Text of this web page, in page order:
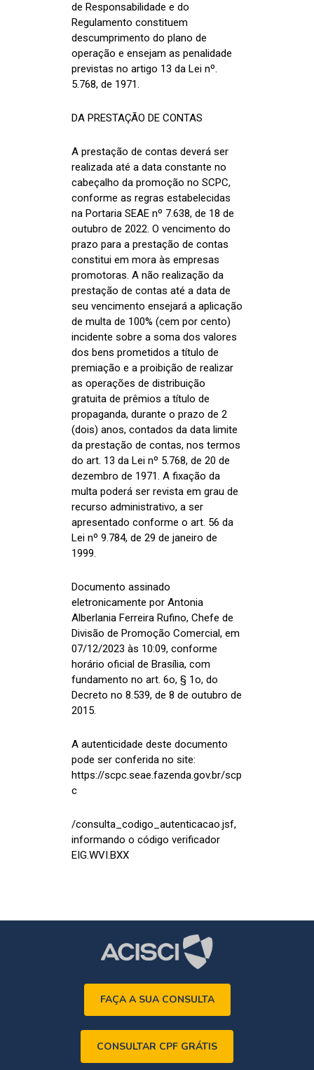
de Responsabilidade e do
Regulamento constituem
descumprimento do plano de
operação e ensejam as penalidade
previstas no artigo 13 da Lei nº.
5.768, de 1971.
DA PRESTAÇÃO DE CONTAS
A prestação de contas deverá ser
realizada até a data constante no
cabeçalho da promoção no SCPC,
conforme as regras estabelecidas
na Portaria SEAE nº 7.638, de 18 de
outubro de 2022. O vencimento do
prazo para a prestação de contas
constitui em mora às empresas
promotoras. A não realização da
prestação de contas até a data de
seu vencimento ensejará a aplicação
de multa de 100% (cem por cento)
incidente sobre a soma dos valores
dos bens prometidos a título de
premiação e a proibição de realizar
as operações de distribuição
gratuita de prêmios a título de
propaganda, durante o prazo de 2
(dois) anos, contados da data limite
da prestação de contas, nos termos
do art. 13 da Lei nº 5.768, de 20 de
dezembro de 1971. A fixação da
multa poderá ser revista em grau de
recurso administrativo, a ser
apresentado conforme o art. 56 da
Lei nº 9.784, de 29 de janeiro de
1999.
Documento assinado
eletronicamente por Antonia
Alberlania Ferreira Rufino, Chefe de
Divisão de Promoção Comercial, em
07/12/2023 às 10:09, conforme
horário oficial de Brasília, com
fundamento no art. 6o, § 1o, do
Decreto no 8.539, de 8 de outubro de
2015.
A autenticidade deste documento
pode ser conferida no site:
https://scpc.seae.fazenda.gov.br/scp
c
/consulta_codigo_autenticacao.jsf,
informando o código verificador
EIG.WVI.BXX
FAÇA A SUA CONSULTA
CONSULTAR CPF GRÁTIS